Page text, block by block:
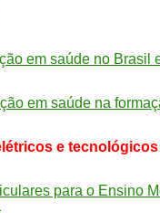
em saúde no Brasil
em saúde na
e
para o Ensino